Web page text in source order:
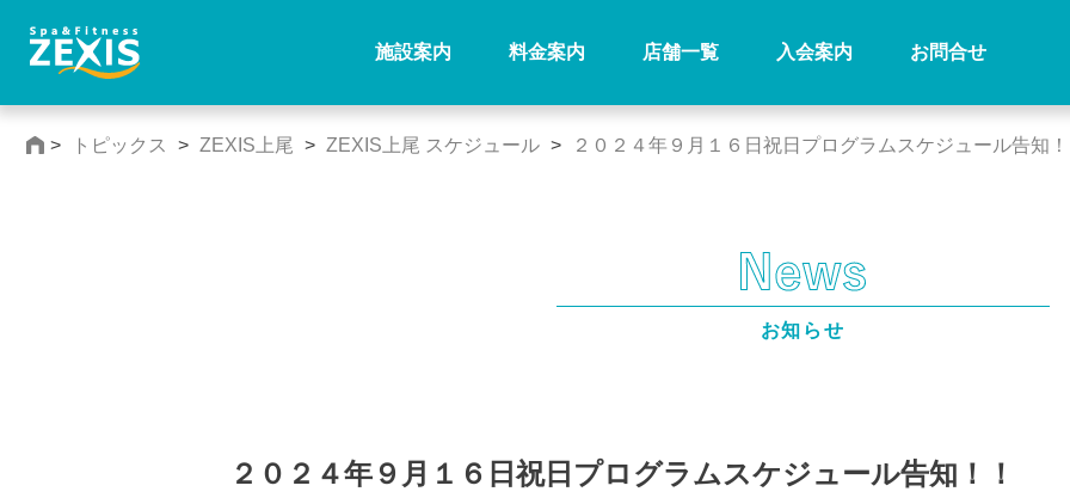
施設案内 料金案内 店舗一覧 入会案内 お問合せ
> トピックス > ZEXIS上尾 > ZEXIS上尾 スケジュール > ２０２４年９月１６日祝日プログラムスケジュール告知
お知らせ
２０２４年９月１６日祝日プログラムスケジュール告知！！